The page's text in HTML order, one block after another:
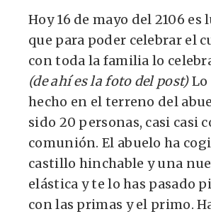
Hoy 16 de mayo del 2106 es
que para poder celebrar el
con toda la familia lo
(de ahí es la foto del post)Lo
hecho en el terreno del
sido 20 personas, casi casi
comunión. El abuelo ha
castillo hinchable y una
elástica y te lo has pasado
con las primas y el primo.